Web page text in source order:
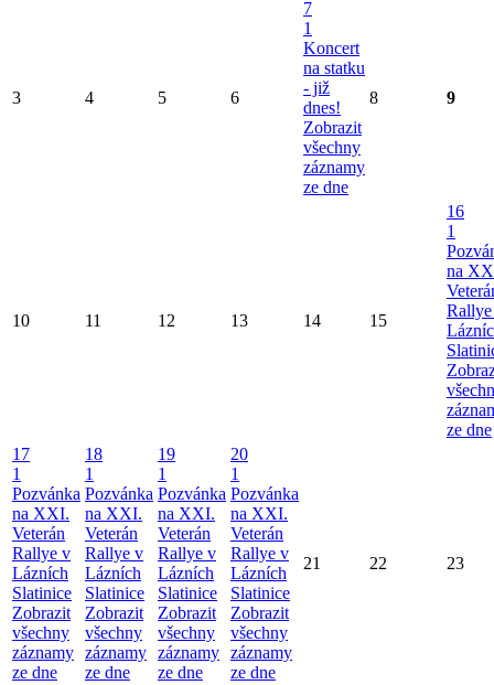
3 4 5 6
7
1
Koncert
na statku
- již
dnes!
Zobrazit
všechny
záznamy
ze dne
8 9
10 11 12 13 14 15
16
1
na
ze dne
17
1
Pozvánka
na XXI.
Veterán
Rallye v
Lázních
Slatinice
Zobrazit
všechny
záznamy
ze dne
18
1
Pozvánka
na XXI.
Veterán
Rallye v
Lázních
Slatinice
Zobrazit
všechny
záznamy
ze dne
19
1
Pozvánka
na XXI.
Veterán
Rallye v
Lázních
Slatinice
Zobrazit
všechny
záznamy
ze dne
20
1
Pozvánka
na XXI.
Veterán
Rallye v
Lázních
Slatinice
Zobrazit
všechny
záznamy
ze dne
21 22 23